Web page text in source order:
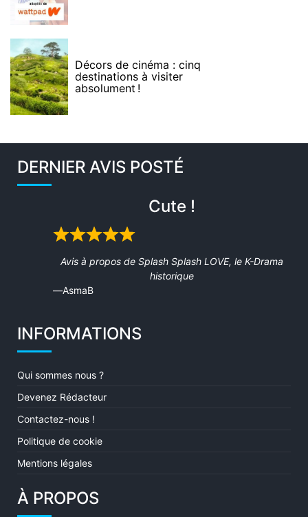
Décors de cinéma : cinq
destinations à visiter
absolument !
DERNIER AVIS POSTÉ
Cute !
Rated
Avis à propos de Splash Splash LOVE, le K-Drama
historique
AsmaB
INFORMATIONS
Qui sommes nous ?
Devenez Rédacteur
Contactez-nous !
Politique de cookie
Mentions légales
À PROPOS